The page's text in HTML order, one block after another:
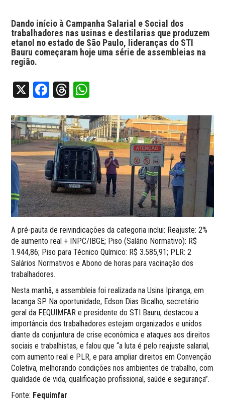
Dando início à Campanha Salarial e Social dos
trabalhadores nas usinas e destilarias que produzem
etanol no estado de São Paulo, lideranças do STI
Bauru começaram hoje uma série de assembleias na
região.
X Facebook
Threads
A pré-pauta de reivindicações da categoria inclui: Reajuste: 2%
de aumento real + INPC/IBGE; Piso (Salário Normativo): R$
1.944,86; Piso para Técnico Químico: R$ 3.585,91; PLR: 2
Salários Normativos e Abono de horas para vacinação dos
trabalhadores.
Nesta manhã, a assembleia foi realizada na Usina Ipiranga, em
Iacanga SP. Na oportunidade, Edson Dias Bicalho, secretário
geral da FEQUIMFAR e presidente do STI Bauru, destacou a
importância dos trabalhadores estejam organizados e unidos
diante da conjuntura de crise econômica e ataques aos direitos
sociais e trabalhistas, e falou que “a luta é pelo reajuste salarial,
com aumento real e PLR, e para ampliar direitos em Convenção
Coletiva, melhorando condições nos ambientes de trabalho, com
qualidade de vida, qualificação profissional, saúde e segurança”.
Fonte: Fequimfar